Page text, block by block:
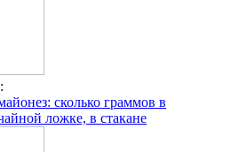
сколько граммов в
ложке, в стакане